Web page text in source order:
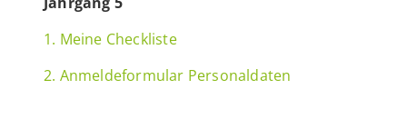
1. Meine Checkliste
2. Anmeldeformular Personaldaten